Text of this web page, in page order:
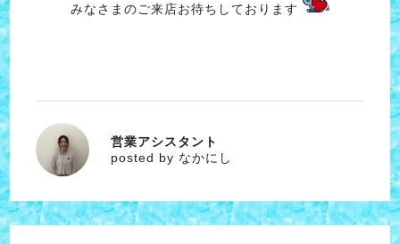
みなさまのご来店お待ちしております
なかにし
営業アシスタント
posted by なかにし